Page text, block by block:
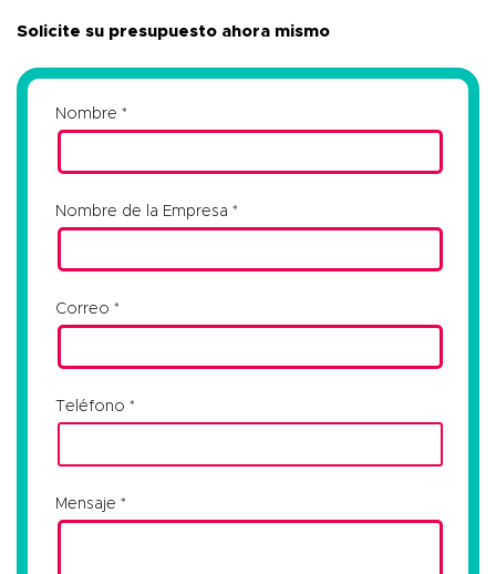
Solicite su presupuesto ahora mismo
Nombre
Nombre de la Empresa
Correo
Teléfono
Mensaje